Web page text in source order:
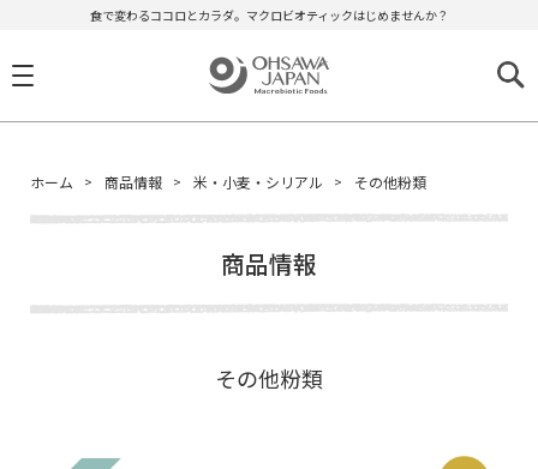
食で変わるココロとカラダ。マクロビオティックはじめませんか？
ホーム 商品情報 米・小麦・シリアル その他粉類
商品情報
その他粉類